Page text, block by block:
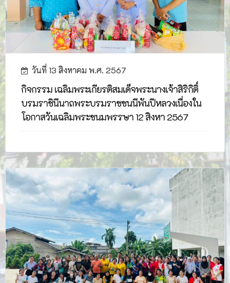
วันที่ 13 สิงหาคม พ.ศ. 2567
กิจกรรม เฉลิมพระเกียรติสมเด็จพระนางเจ้าสิริกิติ์
บรมราชินีนาถพระบรมราชชนนีพันปีหลวงเนื่องใน
โอกาสวันเฉลิมพระชนมพรรษา 12 สิงหา 2567